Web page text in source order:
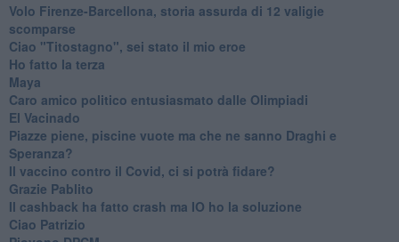
Volo Firenze-Barcellona, storia assurda di 12 valigie
scomparse
Ciao "Titostagno", sei stato il mio eroe
Ho fatto la terza
Maya
Caro amico politico entusiasmato dalle Olimpiadi
El Vacinado
Piazze piene, piscine vuote ma che ne sanno Draghi e
Speranza?
​Il vaccino contro il Covid, ci si potrà fidare?
Grazie Pablito
Il cashback ha fatto crash ma IO ho la soluzione
Ciao Patrizio